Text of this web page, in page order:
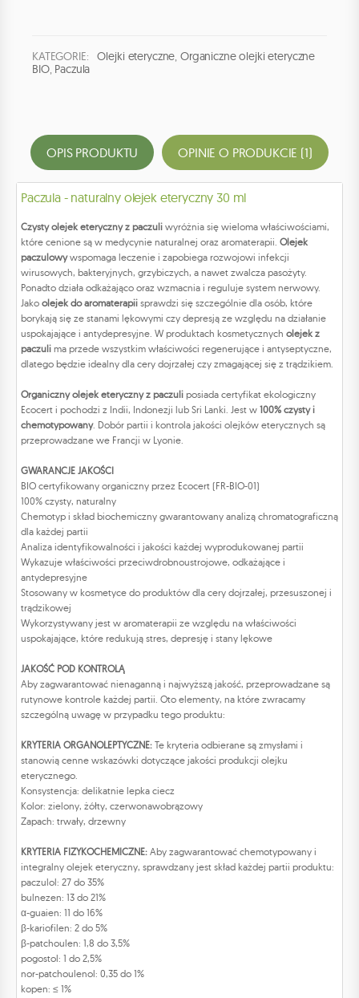
KATEGORIE: Olejki eteryczne, Organiczne olejki eteryczne
BIO, Paczula
OPIS PRODUKTU OPINIE O PRODUKCIE (1)
Paczula - naturalny olejek eteryczny 30 ml
Czysty olejek eteryczny z paczuli wyróżnia się wieloma właściwościami,
które cenione są w medycynie naturalnej oraz aromaterapii. Olejek
paczulowywspomaga leczenie i zapobiega rozwojowi infekcji
wirusowych, bakteryjnych, grzybiczych, a nawet zwalcza pasożyty.
Ponadto działa odkażająco oraz wzmacnia i reguluje system nerwowy.
Jako olejek do aromaterapii sprawdzi się szczególnie dla osób, które
borykają się ze stanami lękowymi czy depresją ze względu na działanie
uspokajające i antydepresyjne. W produktach kosmetycznych olejek z
paczuli ma przede wszystkim właściwości regenerujące i antyseptyczne,
dlatego będzie idealny dla cery dojrzałej czy zmagającej się z trądzikiem.
Organiczny olejek eteryczny z paczuli posiada certyfikat ekologiczny
Ecocert i pochodzi z Indii, Indonezji lub Sri Lanki. Jest w 100% czysty i
chemotypowany. Dobór partii i kontrola jakości olejków eterycznych są
przeprowadzane we Francji w Lyonie.
GWARANCJE JAKOŚCI
BIO certyfikowany organiczny przez Ecocert (FR-BIO-01)
100% czysty, naturalny
Chemotyp i skład biochemiczny gwarantowany analizą chromatograficzną
dla każdej partii
Analiza identyfikowalności i jakości każdej wyprodukowanej partii
Wykazuje właściwości przeciwdrobnoustrojowe, odkażające i
antydepresyjne
Stosowany w kosmetyce do produktów dla cery dojrzałej, przesuszonej i
trądzikowej
Wykorzystywany jest w aromaterapii ze względu na właściwości
uspokajające, które redukują stres, depresję i stany lękowe
JAKOŚĆ POD KONTROLĄ
Aby zagwarantować nienaganną i najwyższą jakość, przeprowadzane są
rutynowe kontrole każdej partii. Oto elementy, na które zwracamy
szczególną uwagę w przypadku tego produktu:
KRYTERIA ORGANOLEPTYCZNE: Te kryteria odbierane są zmysłami i
stanowią cenne wskazówki dotyczące jakości produkcji olejku
eterycznego.
Konsystencja: delikatnie lepka ciecz
Kolor: zielony, żółty, czerwonawobrązowy
Zapach: trwały, drzewny
KRYTERIA FIZYKOCHEMICZNE: Aby zagwarantować chemotypowany i
integralny olejek eteryczny, sprawdzany jest skład każdej partii produktu:
paczulol: 27 do 35%
bulnezen: 13 do 21%
α-guaien: 11 do 16%
β-kariofilen: 2 do 5%
β-patchoulen: 1,8 do 3,5%
pogostol: 1 do 2,5%
nor-patchoulenol: 0,35 do 1%
kopen: ≤ 1%